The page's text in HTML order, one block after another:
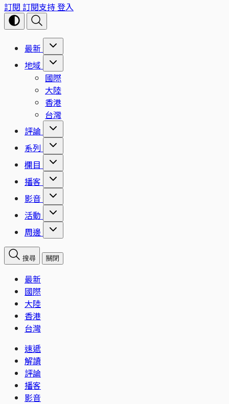
訂閱 訂閱支持登入
最新
地域
國際
大陸
香港
台灣
評論
系列
欄目
播客
影音
活動
周邊
搜尋 關閉
最新
國際
大陸
香港
台灣
速遞
解讀
評論
播客
影音